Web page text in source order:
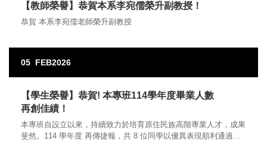
【教師榮譽】恭賀本系李宛儒榮升副教授！
恭賀 本系李宛儒老師榮升副教授
05 FEB2026
【學生榮譽】恭賀! 本專班114學年度畢業人數
再創佳績！
本專班自設立以來，持續致力於培育原住民族高階專業人才，成果
斐然。114 學年度 再傳捷報，共 8 位同學以優異表現順利通過學